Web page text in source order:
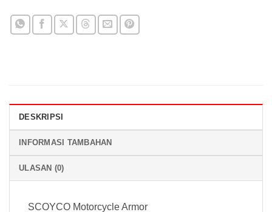
DESKRIPSI
INFORMASI TAMBAHAN
ULASAN (0)
SCOYCO Motorcycle Armor